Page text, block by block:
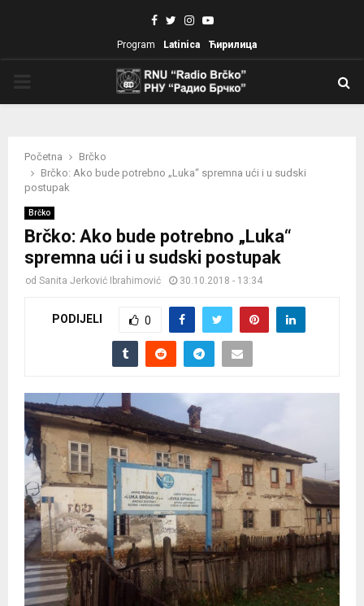
Facebook
TwitterInstagram
Youtube
Program Latinica Ћирилица
Početna
Brčko
Brčko: Ako bude potrebno „Luka“ spremna ući i u sudski
postupak
Brčko
Brčko: Ako bude potrebno „Luka“
spremna ući i u sudski postupak
od Sanita Jerković Ibrahimović 30.10.2018 - 13:34
PODIJELI 0